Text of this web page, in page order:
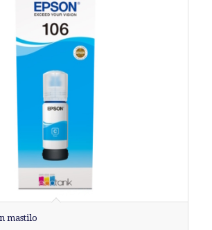
mastilo